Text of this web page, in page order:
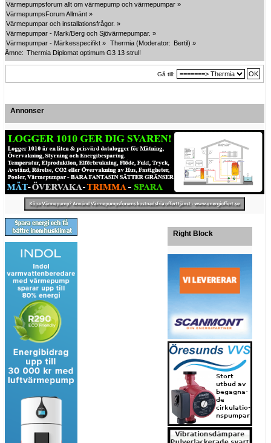
Värmepumpsforum allt om värmepump och värmepumpar »
VärmepumpsForum Allmänt »
Värmepumpar och installationsfrågor. »
Värmepumpar - Mark/Berg och Sjövärmepumpar. »
Värmepumpar - Märkesspecifikt » Thermia (Moderator: Bertil) »
Ämne: Thermia Diplomat optimum G3 13 strul!
Gå till:
Annonser
Right Block